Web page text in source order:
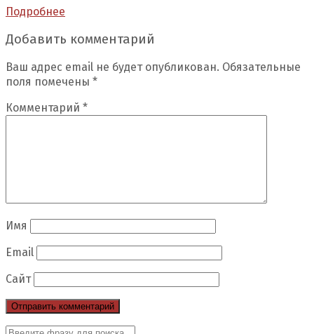
Подробнее
Добавить комментарий
Ваш адрес email не будет опубликован. Обязательные
поля помечены *
Комментарий *
Имя
Email
Сайт